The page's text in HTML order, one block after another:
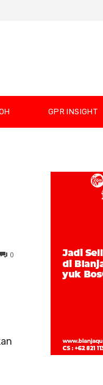
GPR INSIGHT
0